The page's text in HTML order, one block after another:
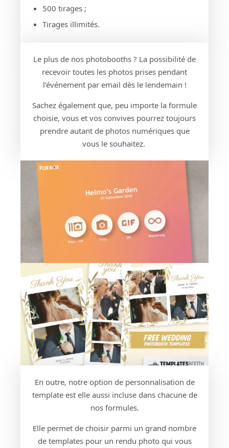
500 tirages ;
Tirages illimités.
Le plus de nos photobooths ? La possibilité de
recevoir toutes les photos prises pendant
l’événement par email dès le lendemain !
Sachez également que, peu importe la formule
choisie, vous et vos convives pourrez toujours
prendre autant de photos numériques que
vous le souhaitez.
En outre, notre option de personnalisation de
template est elle aussi incluse dans chacune de
nos formules.
Elle permet de choisir parmi un grand nombre
de templates pour un rendu photo qui vous